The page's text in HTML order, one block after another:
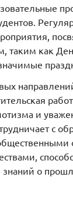
таким как
и
с
знаний о